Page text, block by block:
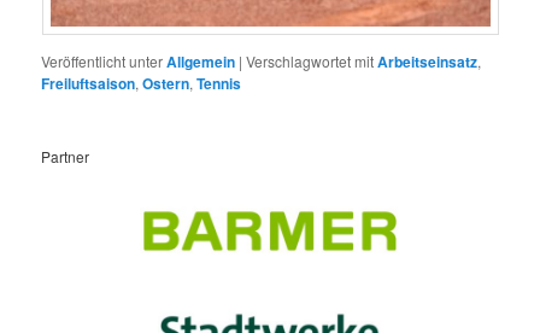
Veröffentlicht unterAllgemein |Verschlagwortet mitArbeitseinsatz,
Freiluftsaison,Ostern,Tennis
Partner